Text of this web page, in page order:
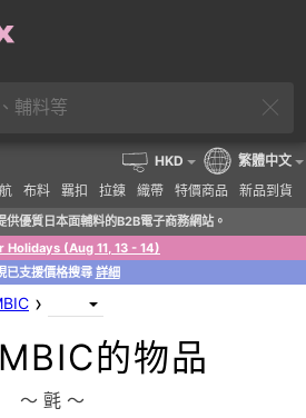
布料 羈扣 拉鍊 織帶 特價商品 新品到貨
HKD 繁體中文
優質日本面輔料的B2B電子商務網站。
Holidays (Aug 11, 13 - 14)
已支援價格搜尋 詳細
›
的物品
〜 氈 〜